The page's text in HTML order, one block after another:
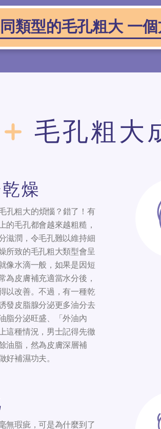
類型的毛孔粗大 一個
毛孔粗大
燥
孔粗大的煩惱？錯了！有
的毛孔都會越來越粗糙，
滋潤，令毛孔難以維持細
所致的毛孔粗大類型會呈
像水滴一般，如果是因短
為皮膚補充適當水分後，
以改善。不過，有一種乾
發皮脂腺分泌更多油分去
脂分泌旺盛、「外油內
這種情況，男士記得先徹
油脂，然為皮膚深層補
好補濕功夫。
無瑕疵，可是為什麼到了